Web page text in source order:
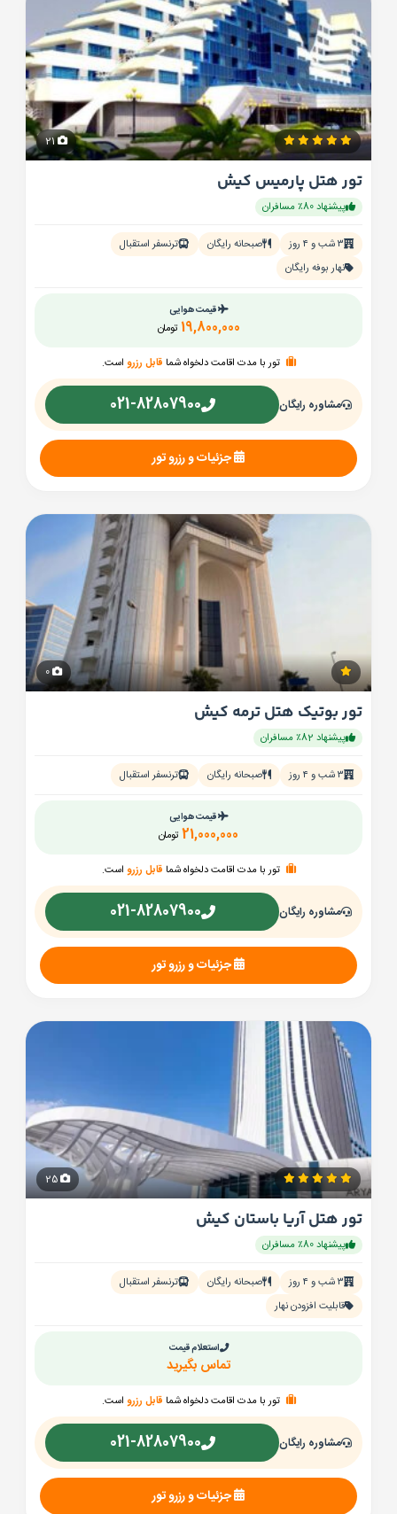
21
تور هتل پارمیس کیش
پیشنهاد 80٪ مسافران
۳ شب و ۴ روز صبحانه رایگان
ترنسفر استقبال
نهار بوفه رایگان
قیمت هوایی
تومان 19,800,000
تور با مدت اقامت دلخواه شما قابل رزرو است.
مشاوره رایگان 021-82807900
جزئیات و رزرو تور
0
تور بوتیک هتل ترمه کیش
پیشنهاد 82٪ مسافران
۳ شب و ۴ روز صبحانه رایگان ترنسفر استقبال
قیمت هوایی
تومان 21,000,000
تور با مدت اقامت دلخواه شما قابل رزرو است.
مشاوره رایگان 021-82807900
جزئیات و رزرو تور
تور هتل آریا باستان کیش
پیشنهاد 80٪ مسافران
۳ شب و ۴ روز صبحانه رایگان
ترنسفر استقبال
قابلیت افزودن نهار
استعلام قیمت
تماس بگیرید
تور با مدت اقامت دلخواه شما قابل رزرو است.
مشاوره رایگان 021-82807900
جزئیات و رزرو تور